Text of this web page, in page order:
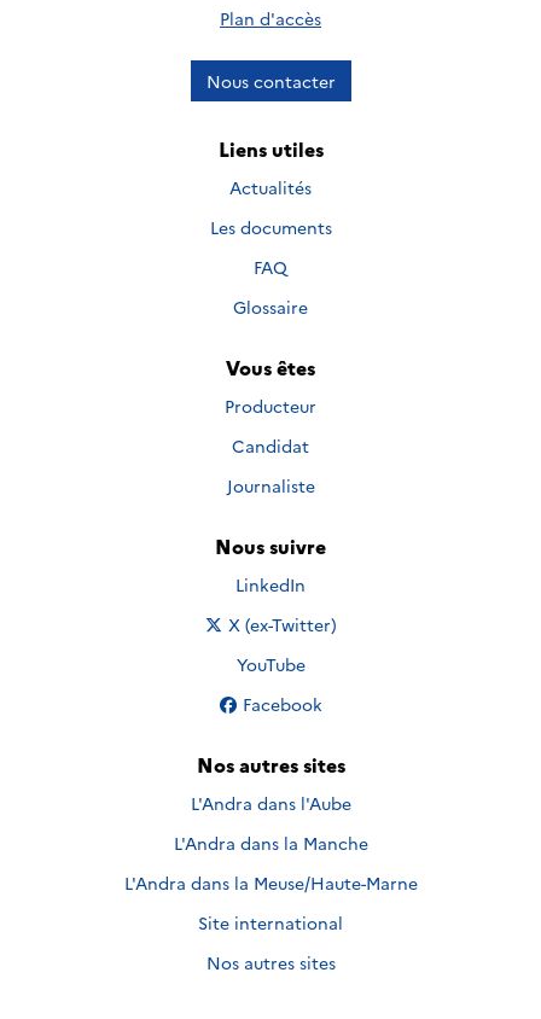
Plan d'accès
Nous contacter
Liens utiles
Actualités
Les documents
FAQ
Glossaire
Vous êtes
Producteur
Candidat
Journaliste
Nous suivre
Nous suivre sur
LinkedIn
Nous suivre sur
X (ex-Twitter)
Nous suivre sur
YouTube
Nous suivre sur
Facebook
Nos autres sites
L'Andra dans l'Aube
L'Andra dans la Manche
L'Andra dans la Meuse/Haute-Marne
Site international
Nos autres sites